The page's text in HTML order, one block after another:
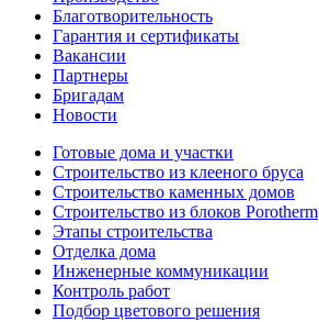
Благотворительность
Гарантия и сертификаты
Вакансии
Партнеры
Бригадам
Новости
Готовые дома и участки
Строительство из клееного бруса
Строительство каменных домов
Строительство из блоков Porotherm
Этапы строительства
Отделка дома
Инженерные коммуникации
Контроль работ
Подбор цветового решения